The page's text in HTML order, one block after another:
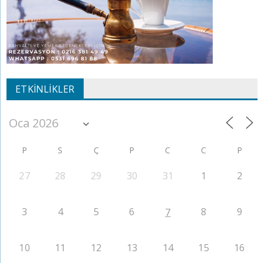
ETKINLIKLER
P S Ç P C C P
27 28 29 30 31 1 2
3 4 5 6 7 8 9
10 11 12 13 14 15 16